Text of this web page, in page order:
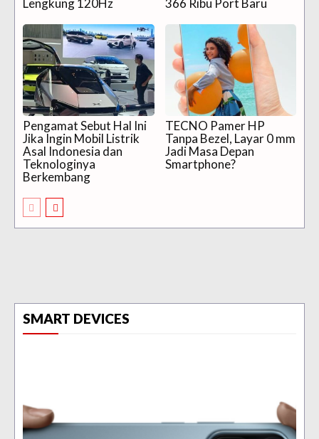
Lengkung 120Hz
366 Ribu Port Baru
Pengamat Sebut Hal Ini
Jika Ingin Mobil Listrik
Asal Indonesia dan
Teknologinya
Berkembang
TECNO Pamer HP
Tanpa Bezel, Layar 0 mm
Jadi Masa Depan
Smartphone?
SMART DEVICES